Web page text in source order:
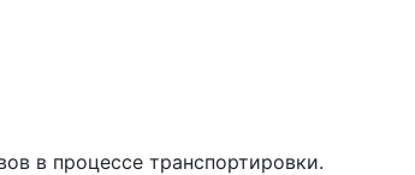
в процессе транспортировки.